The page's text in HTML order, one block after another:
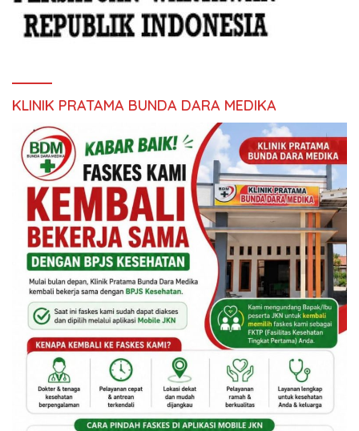
KLINIK PRATAMA BUNDA DARA MEDIKA